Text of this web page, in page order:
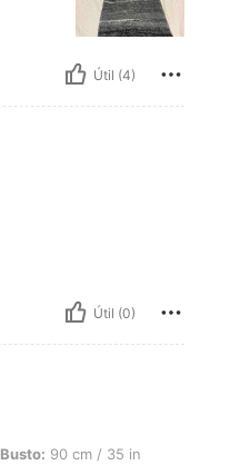
Útil (4)
Útil (0)
invertido, Caderas: 93
Busto: 90 cm / 35 in